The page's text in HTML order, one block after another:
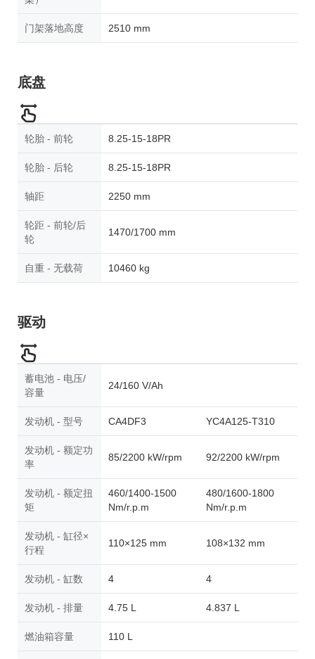
门架落地高度 2510 mm
底盘
轮胎 - 前轮 8.25-15-18PR
轮胎 - 后轮 8.25-15-18PR
轴距 2250 mm
轮距 - 前轮/后
轮
1470/1700 mm
自重 - 无载荷 10460 kg
驱动
蓄电池 - 电压/
容量
24/160 V/Ah
发动机 - 型号 CA4DF3 YC4A125-T310
发动机 - 额定功
率
85/2200 kW/rpm 92/2200 kW/rpm
发动机 - 额定扭
矩
460/1400-1500
Nm/r.p.m
480/1600-1800
Nm/r.p.m
发动机 - 缸径×
行程
110×125 mm 108×132 mm
发动机 - 缸数 4 4
发动机 - 排量 4.75 L 4.837 L
燃油箱容量 110 L